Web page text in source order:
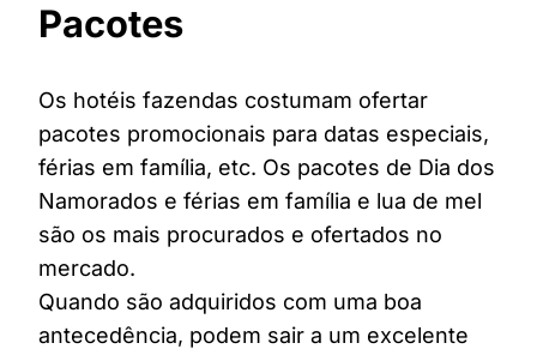
Pacotes
Os hotéis fazendas costumam ofertar
pacotes promocionais para datas especiais,
férias em família, etc. Os pacotes de Dia dos
Namorados e férias em família e lua de mel
são os mais procurados e ofertados no
mercado.
Quando são adquiridos com uma boa
antecedência, podem sair a um excelente